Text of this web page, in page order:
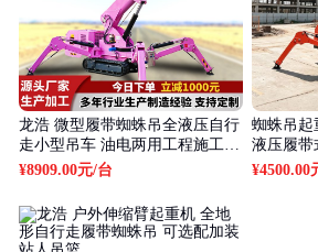
龙浩 微型履带蜘蛛吊全液压自行
走小型吊车 油电两用工程施工使
用
¥8909.00元/台
蜘蛛吊起
液压履带
车
¥4500.00